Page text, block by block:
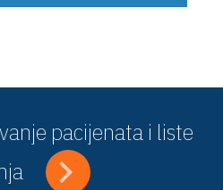
pacijenata i liste